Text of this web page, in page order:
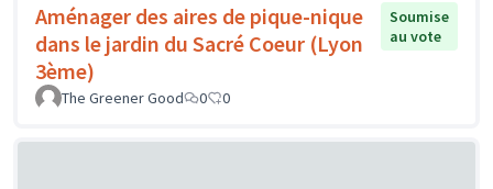
Aménager des aires de pique-nique
dans le jardin du Sacré Coeur (Lyon
3ème)
Soumise
au vote
The Greener Good 0 0